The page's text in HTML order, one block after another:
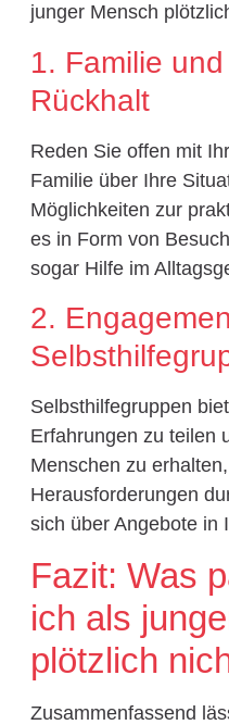
junger Mensch
1. Familie
Rückhalt
Reden Sie offen mit
Familie über Ihre
Möglichkeiten zur
es in Form von
sogar Hilfe im
2.
Selbsthilfegruppen
Erfahrungen zu teilen
Menschen zu
Herausforderungen
sich über Angebote in
Fazit: Was
ich als
plötzlich
Zusammenfassend